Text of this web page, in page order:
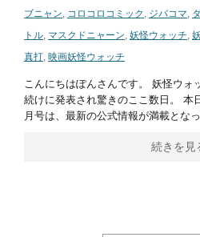
ブニャン, コロコロコミック , ジバコマ,
トル, マスクドニャーン, 妖怪ウォッチ,
真打, 映画妖怪ウォッチ
こんにちはぽんさんです。 妖怪ウォ
続けに発表され驚きのここ数日。 本
月号は、最新の公式情報が満載とな
続きを見